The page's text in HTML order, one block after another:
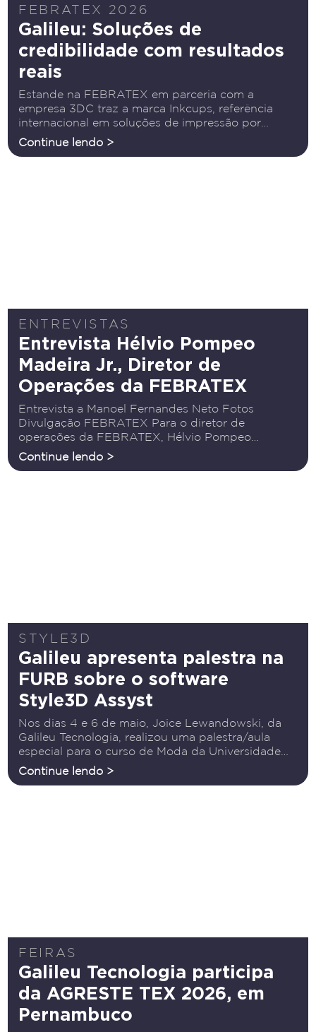
FEBRATEX 2026
Galileu: Soluções de
credibilidade com resultados
reais
Estande na FEBRATEX em parceria com a
empresa 3DC traz a marca Inkcups, referência
internacional em soluções de impressão por
tampografia A Galileu Tecnologia atua há mais de
Continue lendo >
ENTREVISTAS
Entrevista Hélvio Pompeo
Madeira Jr., Diretor de
Operações da FEBRATEX
Entrevista a Manoel Fernandes Neto Fotos
Divulgação FEBRATEX Para o diretor de
operações da FEBRATEX, Hélvio Pompeo
Madeira Jr., estar à frente da maior feira têxtil das
Continue lendo >
STYLE3D
Galileu apresenta palestra na
FURB sobre o software
Style3D Assyst
Nos dias 4 e 6 de maio, Joice Lewandowski, da
Galileu Tecnologia, realizou uma palestra/aula
especial para o curso de Moda da Universidade
Regional de Blumenau (FURB), na turma da
Continue lendo >
FEIRAS
Galileu Tecnologia participa
da AGRESTE TEX 2026, em
Pernambuco